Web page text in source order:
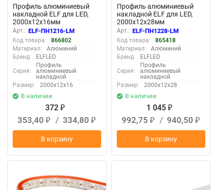
Профиль алюминиевый
накладной ELF для LED,
2000х12х16мм
Арт.: ELF-ПН1216-LM
Код товара:
866802
Материал:
Алюминий
Бренд:
ELFLED
Серия:
Профиль
алюминиевый
накладной
Размер:
2000х12х16
В наличии
372 ₽
353,40 ₽ / 334,80 ₽
В корзину
Профиль алюминиевый
накладной ELF для LED,
2000х12х28мм
Арт.: ELF-ПН1228-LM
Код товара:
865418
Материал:
Алюминий
Бренд:
ELFLED
Серия:
Профиль
алюминиевый
накладной
Размер:
2000х12х28
В наличии
1 045 ₽
992,75 ₽ / 940,50 ₽
В корзину